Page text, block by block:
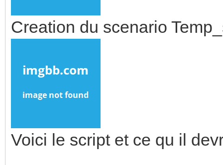
Creation du scenario
Voici le script et ce qu il